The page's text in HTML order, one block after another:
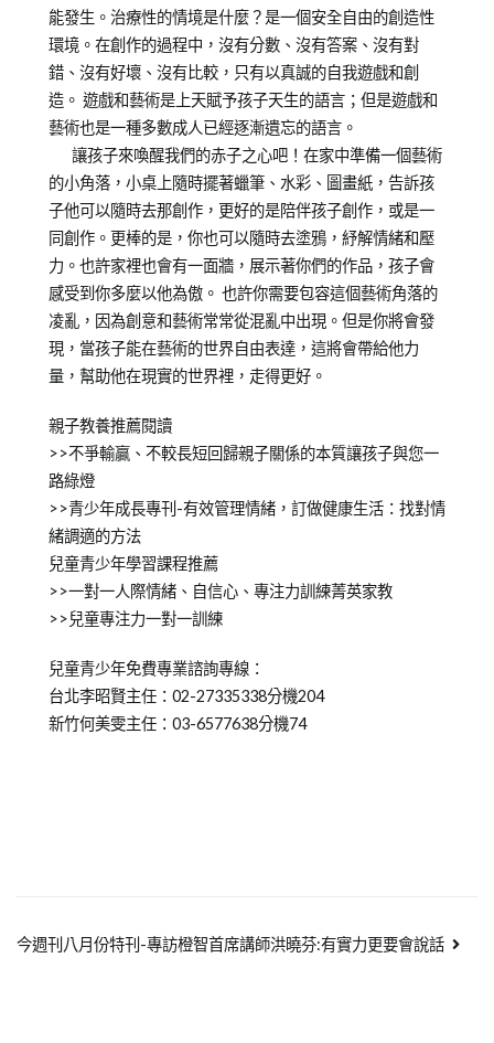
能發生。治療性的情境是什麼？是一個安全自由的創造性
環境。在創作的過程中，沒有分數、沒有答案、沒有對
錯、沒有好壞、沒有比較，只有以真誠的自我遊戲和創
造。 遊戲和藝術是上天賦予孩子天生的語言；但是遊戲和
藝術也是一種多數成人已經逐漸遺忘的語言。
讓孩子來喚醒我們的赤子之心吧！在家中準備一個藝術
的小角落，小桌上隨時擺著蠟筆、水彩、圖畫紙，告訴孩
子他可以隨時去那創作，更好的是陪伴孩子創作，或是一
同創作。更棒的是，你也可以隨時去塗鴉，紓解情緒和壓
力。也許家裡也會有一面牆，展示著你們的作品，孩子會
感受到你多麼以他為傲。 也許你需要包容這個藝術角落的
凌亂，因為創意和藝術常常從混亂中出現。但是你將會發
現，當孩子能在藝術的世界自由表達，這將會帶給他力
量，幫助他在現實的世界裡，走得更好。
親子教養推薦閱讀
>>不爭輸贏、不較長短回歸親子關係的本質讓孩子與您一
路綠燈
>>青少年成長專刊-有效管理情緒，訂做健康生活：找對情
緒調適的方法
兒童青少年學習課程推薦
>>一對一人際情緒、自信心、專注力訓練菁英家教
>>兒童專注力一對一訓練
兒童青少年免費專業諮詢專線：
台北李昭賢主任：02-27335338分機204
新竹何美雯主任：03-6577638分機74
今週刊八月份特刊-專訪橙智首席講師洪曉芬:有實力更要會說話